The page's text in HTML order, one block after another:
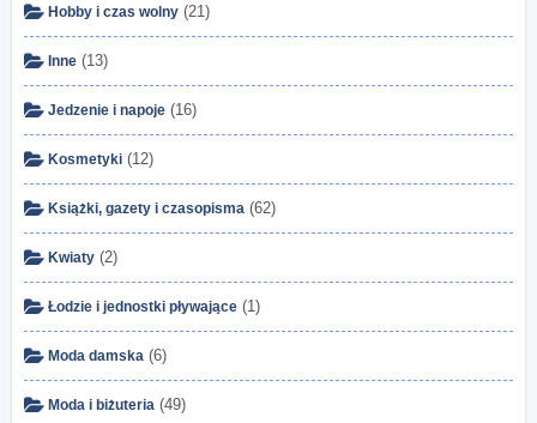
Hobby i czas wolny (21)
Inne (13)
Jedzenie i napoje (16)
Kosmetyki (12)
Książki, gazety i czasopisma (62)
Kwiaty (2)
Łodzie i jednostki pływające (1)
Moda damska (6)
Moda i biżuteria (49)